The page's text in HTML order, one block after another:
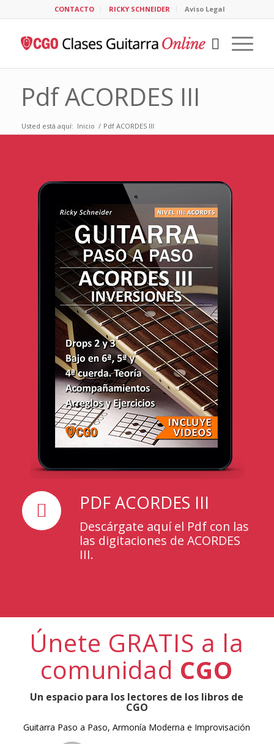
CONTACTO RICKY SCHNEIDER Aviso Legal
Pdf ACORDES III
Usted está aquí: Inicio / Pdf ACORDES III
PDF ACORDES III
Descárgate aquí el Pdf con las
las digitaciones de ACORDES
III.
Únete GRATIS a la
comunidad CGO
Un espacio para los lectores de los libros de
CGO
Guitarra Paso a Paso, Armonía Moderna e Improvisación